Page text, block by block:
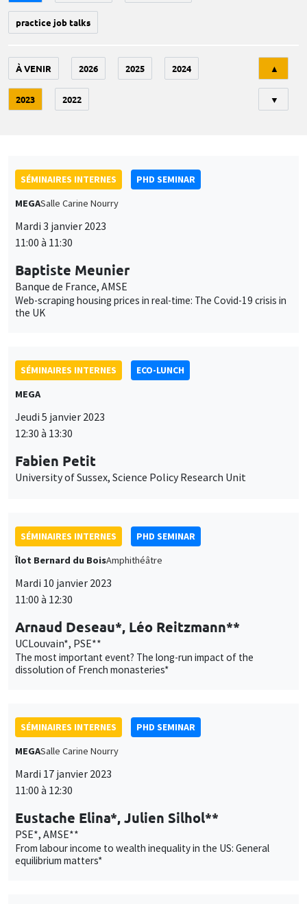
practice job talks
À VENIR 2026 2025 2024
2023 2022
▲
▼
SÉMINAIRES INTERNES
PHD SEMINAR
MEGASalle Carine Nourry
Mardi 3 janvier 2023
11:00 à 11:30
Baptiste Meunier
Banque de France, AMSE
Web-scraping housing prices in real-time: The Covid-19 crisis in
the UK
SÉMINAIRES INTERNES
ECO-LUNCH
MEGA
Jeudi 5 janvier 2023
12:30 à 13:30
Fabien Petit
University of Sussex, Science Policy Research Unit
SÉMINAIRES INTERNES
PHD SEMINAR
Îlot Bernard du BoisAmphithéâtre
Mardi 10 janvier 2023
11:00 à 12:30
Arnaud Deseau*, Léo Reitzmann**
UCLouvain*, PSE**
The most important event? The long-run impact of the
dissolution of French monasteries*
SÉMINAIRES INTERNES
PHD SEMINAR
MEGASalle Carine Nourry
Mardi 17 janvier 2023
11:00 à 12:30
Eustache Elina*, Julien Silhol**
PSE*, AMSE**
From labour income to wealth inequality in the US: General
equilibrium matters*